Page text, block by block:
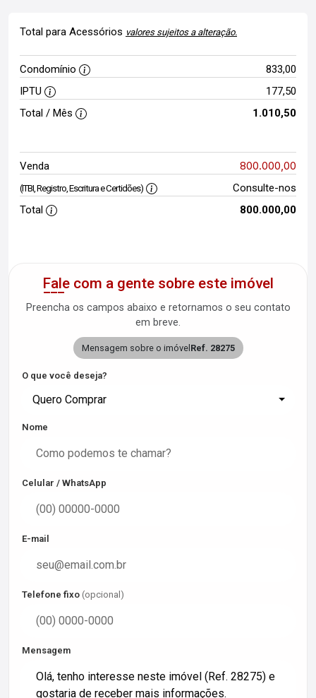
Total para Acessórios valores sujeitos a alteração.
Condomínio
833,00
IPTU
177,50
Total / Mês
1.010,50
Venda 800.000,00
(ITBI, Registro, Escritura e Certidões)
Consulte-nos
Total
800.000,00
Fale com a gente sobre este imóvel
Preencha os campos abaixo e retornamos o seu contato
em breve.
Mensagem sobre o imóvel Ref. 28275
O que você deseja?
Quero Comprar
Nome
Celular / WhatsApp
E-mail
Telefone fixo (opcional)
Mensagem